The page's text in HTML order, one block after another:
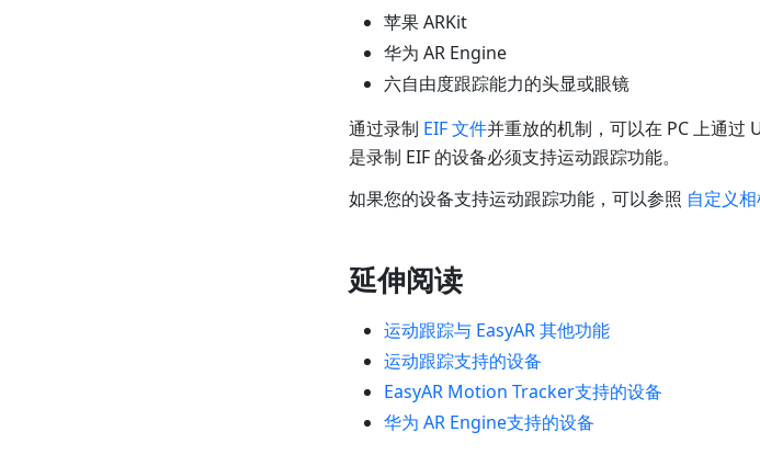
苹果 ARKit
华为 AR Engine
六自由度跟踪能力的头显或眼镜
通过录制 EIF 文件并重放的机制，可以在 PC 上通过
是录制 EIF 的设备必须支持运动跟踪功能。
如果您的设备支持运动跟踪功能，可以参照 自定义
延伸阅读
运动跟踪与 EasyAR 其他功能
运动跟踪支持的设备
EasyAR Motion Tracker支持的设备
华为 AR Engine支持的设备